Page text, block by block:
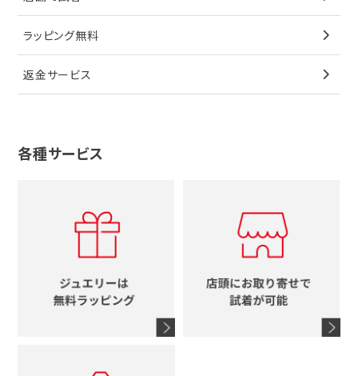
ブローチ
その他
ノーブランドジュエリーをすべて見る
ペンダントトップ
ブローチ
その他
ティファニー
ブルガリ
グッチ
シューズ
香水
シャネル
コーチ
ブランドアイテムをすべて見る
タグホイヤー
カルティエ
セイコー
メンズ時計
時計をすべて見る
ウノアエレ
4℃
グッチ
ルイヴィトン
エルメス
シャネル
リボン
花
十字架
イニシャル
ラッピング無料
返金サービス
各種サービス